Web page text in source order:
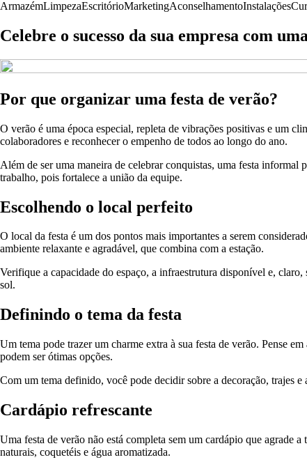
ArmazémLimpezaEscritórioMarketingAconselhamentoInstalações
Celebre o sucesso da sua empresa com
Por que organizar uma festa de verão?
O verão é uma época especial, repleta de vibrações positivas e um
colaboradores e reconhecer o empenho de todos ao longo do ano.
Além de ser uma maneira de celebrar conquistas, uma festa
trabalho, pois fortalece a união da equipe.
Escolhendo o local perfeito
O local da festa é um dos pontos mais importantes a serem
ambiente relaxante e agradável, que combina com a estação.
Verifique a capacidade do espaço, a infraestrutura disponível e,
sol.
Definindo o tema da festa
Um tema pode trazer um charme extra à sua festa de verão. Pense
podem ser ótimas opções.
Com um tema definido, você pode decidir sobre a decoração, trajes
Cardápio refrescante
Uma festa de verão não está completa sem um cardápio que agrade
naturais, coquetéis e água aromatizada.